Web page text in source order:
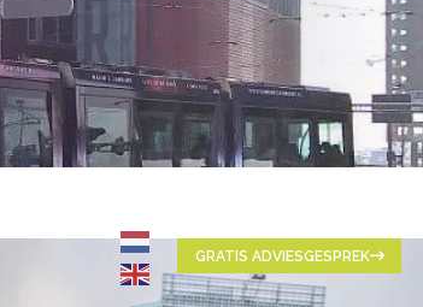
GRATIS ADVIESGESPREK